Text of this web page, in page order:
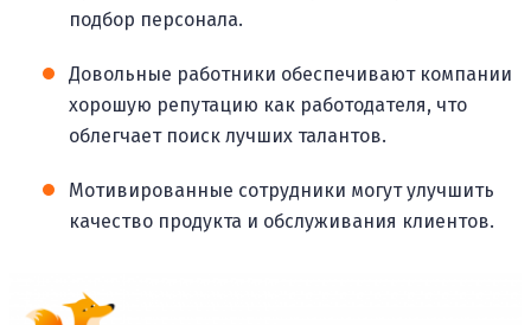
подбор персонала.
Довольные работники обеспечивают компании
хорошую репутацию как работодателя, что
облегчает поиск лучших талантов.
Мотивированные сотрудники могут улучшить
качество продукта и обслуживания клиентов.